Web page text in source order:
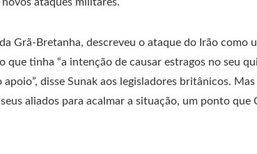
Grã-Bretanha, descreveu o ataque do Irão como
que tinha “a intenção de causar estragos no seu
apoio”, disse Sunak aos legisladores britânicos.
aliados para acalmar a situação, um ponto que